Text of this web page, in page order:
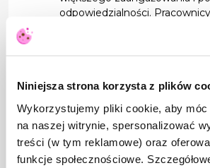
Niniejsza strona korzysta z plików
Wykorzystujemy pliki cookie, aby
na naszej witrynie, spersonalizować
treści (w tym reklamowe) oraz
funkcje społecznościowe.
odpowiedzialności.
że mają wpływ na
minimalizowania
odbijających się na satysfakcji
Planujmy zmianę starannie,
potrzeby pracowników.
Kultura organizacyjna.
organizacyjna odgrywa